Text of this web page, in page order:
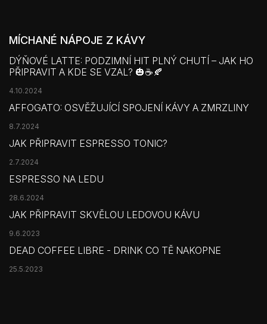
MÍCHANÉ NÁPOJE Z KÁVY
DÝŇOVÉ LATTE: PODZIMNÍ HIT PLNÝ CHUTÍ – JAK HO
PŘIPRAVIT A KDE SE VZAL? 🎃☕🍂
4.10.2024
AFFOGATO: OSVĚŽUJÍCÍ SPOJENÍ KÁVY A ZMRZLINY
8.7.2024
JAK PŘIPRAVIT ESPRESSO TONIC?
2.7.2024
ESPRESSO NA LEDU
28.6.2024
JAK PŘIPRAVIT SKVĚLOU LEDOVOU KÁVU
9.6.2023
DEAD COFFEE LIBRE - DRINK CO TĚ NAKOPNE
25.5.2023